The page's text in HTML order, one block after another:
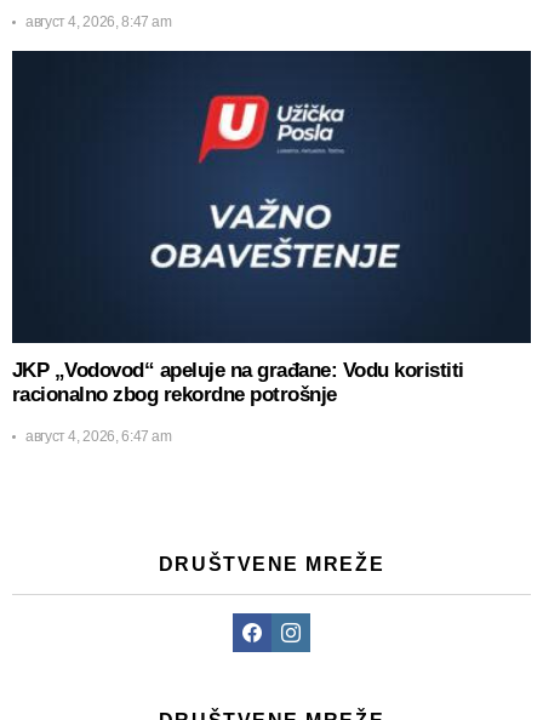
август 4, 2026, 8:47 am
JKP „Vodovod“ apeluje na građane: Vodu koristiti
racionalno zbog rekordne potrošnje
август 4, 2026, 6:47 am
DRUŠTVENE MREŽE
FacebookInstagram